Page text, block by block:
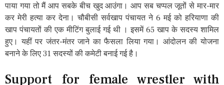
पाया गया तो मैं आप सबके बीच खुद आउंगा। आप सब चप्पल जूतों से मार-मार
कर मेरी हत्या कर देना। चौबीसी सर्वखाप पंचायत ने 6 मई को हरियाणा की
खाप पंचायतों की एक मीटिंग बुलाई गई थी । इसमें 65 खाप के सदस्य शामिल
हुए। यहीं पर जंतर-मंतर जाने का फैसला लिया गया। आंदोलन की योजना
बनाने के लिए 31 सदस्यों की कमेटी बनाई गई है।
Support for female wrestler with